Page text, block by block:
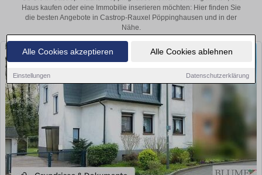
Alle Cookies akzeptieren Alle Cookies ablehnen
Einstellungen Datenschutzerklärung
Haus kaufen oder eine Immobilie inserieren möchten: Hier finden Sie
die besten Angebote in Castrop-Rauxel Pöppinghausen und in der
Nähe.